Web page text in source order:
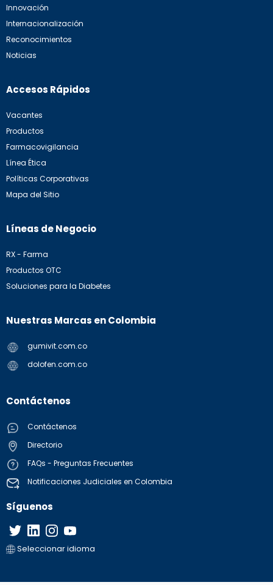
Innovación
Internacionalización
Reconocimientos
Noticias
Accesos Rápidos
Vacantes
Productos
Farmacovigilancia
Línea Ética
Políticas Corporativas
Mapa del Sitio
Líneas de Negocio
RX - Farma
Productos OTC
Soluciones para la Diabetes
Nuestras Marcas en Colombia
gumivit.com.co
dolofen.com.co
Contáctenos
Contáctenos
Directorio
FAQs - Preguntas Frecuentes
Notificaciones Judiciales en Colombia
Síguenos
Seleccionar idioma